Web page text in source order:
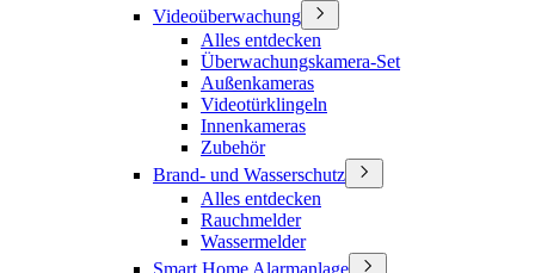
Videoüberwachung
Alles entdecken
Überwachungskamera-Set
Außenkameras
Videotürklingeln
Innenkameras
Zubehör
Brand- und Wasserschutz
Alles entdecken
Rauchmelder
Wassermelder
Smart Home Alarmanlage